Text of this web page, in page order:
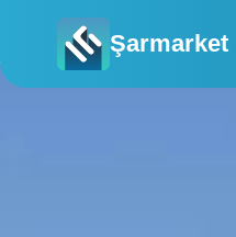
Şarmarket